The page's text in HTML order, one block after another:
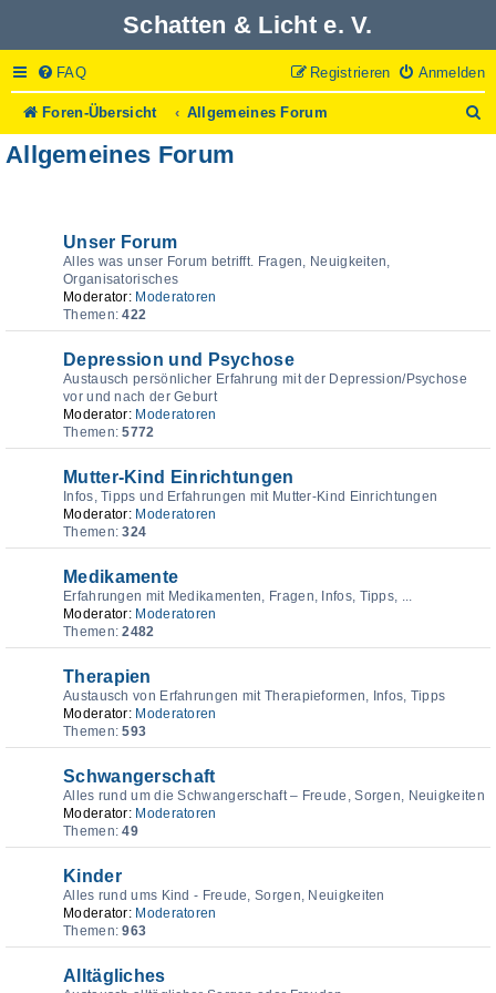
Schatten & Licht e. V.
FAQ Anmelden
Registrieren
Foren-Übersicht Allgemeines Forum
u
Allgemeines Forum
Unser Forum
Alles was unser Forum betrifft. Fragen, Neuigkeiten,
Organisatorisches
Moderator: Moderatoren
Themen:422
Depression und Psychose
Austausch persönlicher Erfahrung mit der Depression/Psychose
vor und nach der Geburt
Moderator: Moderatoren
Themen:5772
Mutter-Kind Einrichtungen
Infos, Tipps und Erfahrungen mit Mutter-Kind Einrichtungen
Moderator: Moderatoren
Themen:324
Medikamente
Erfahrungen mit Medikamenten, Fragen, Infos, Tipps, ...
Moderator: Moderatoren
Themen:2482
Therapien
Austausch von Erfahrungen mit Therapieformen, Infos, Tipps
Moderator: Moderatoren
Themen:593
Schwangerschaft
Alles rund um die Schwangerschaft – Freude, Sorgen, Neuigkeiten
Moderator: Moderatoren
Themen:49
Kinder
Alles rund ums Kind - Freude, Sorgen, Neuigkeiten
Moderator: Moderatoren
Themen:963
Alltägliches